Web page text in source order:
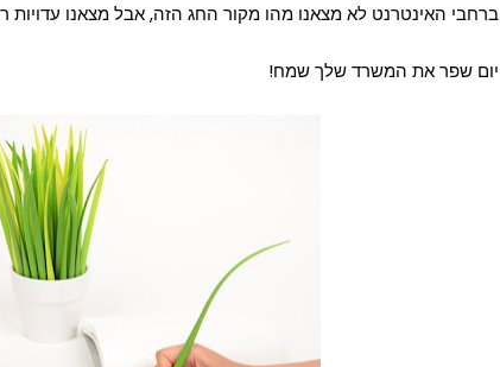
ברחבי האינטרנט לא מצאנו מהו מקור החג הזה, אבל מצאנו עדויות
יום שפר את המשרד שלך שמח!